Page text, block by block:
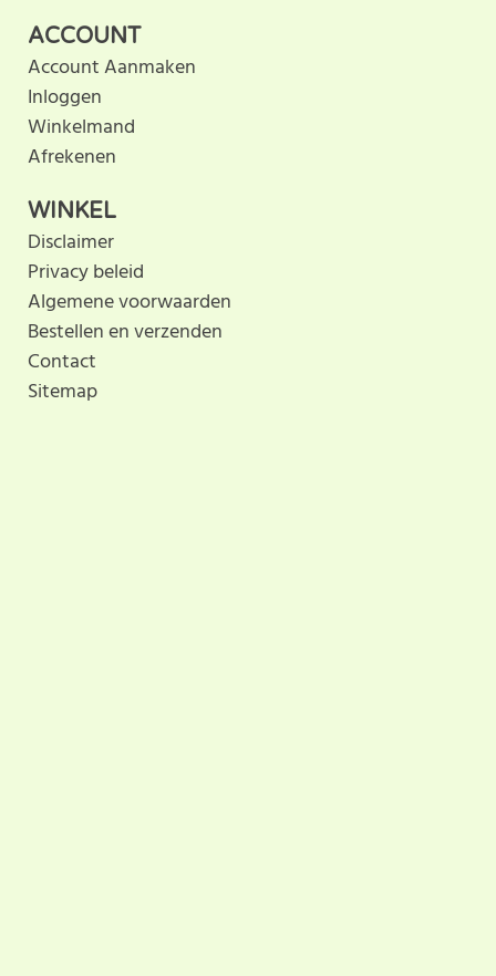
ACCOUNT
Account Aanmaken
Inloggen
Winkelmand
Afrekenen
WINKEL
Disclaimer
Privacy beleid
Algemene voorwaarden
Bestellen en verzenden
Contact
Sitemap